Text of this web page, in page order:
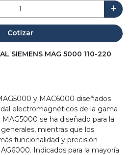
Cotizar
SIEMENS MAG 5000 110-220
y MAC6000 diseñados
electromagnéticos de la gama
se ha diseñado para la
mientras que los
funcionalidad y precisión
Indicados para la mayoría